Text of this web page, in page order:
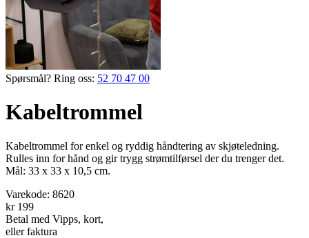
Spørsmål? Ring oss: 52 70 47 00
Kabeltrommel
Kabel­trommel for enkel og ryddig hånd­tering av skjøteledning.
Rulles inn for hånd og gir trygg strøm­tilførsel der du trenger det.
Mål: 33 x 33 x 10,5 cm.
Varekode: 8620
kr 199
Betal med Vipps, kort,
eller faktura